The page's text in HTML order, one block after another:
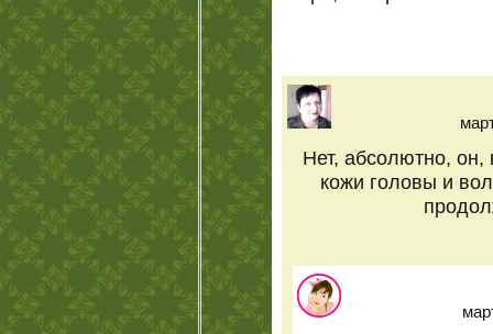
Нет, абсолютно, он,
кожи головы и